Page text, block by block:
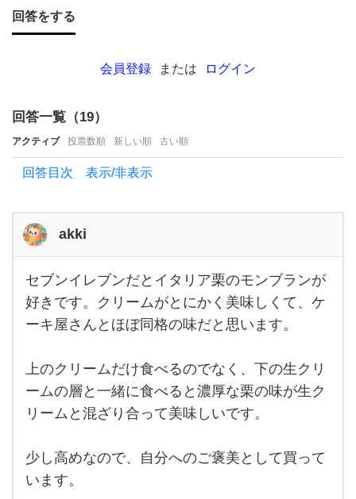
い☆
っ
た
の
作が
出て
る
と買
っ
回答をする
会員登録 または ログイン
回答一覧（19）
アクティブ 投票数順 新しい順 古い順
回答目次 表示/非表示
akki
セブ
ンイ
レブ
ンだ
ア栗
のモ
ンブ
が好
クリ
ーム
がと
にか
セブンイレブンだとイタリア栗のモンブランが
好きです。クリームがとにかく美味しくて、ケ
ーキ屋さんとほぼ同格の味だと思います。
上のクリームだけ食べるのでなく、下の生クリ
ームの層と一緒に食べると濃厚な栗の味が生ク
リームと混ざり合って美味しいです。
少し高めなので、自分へのご褒美として買って
います。